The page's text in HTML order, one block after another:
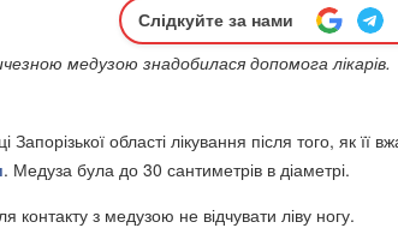
Слідкуйте за нами
медузою знадобилася допомога лікарів.
області лікування після того, як її
. Медуза була до 30 сантиметрів в діаметрі.
контакту з медузою не відчувати ліву ногу.